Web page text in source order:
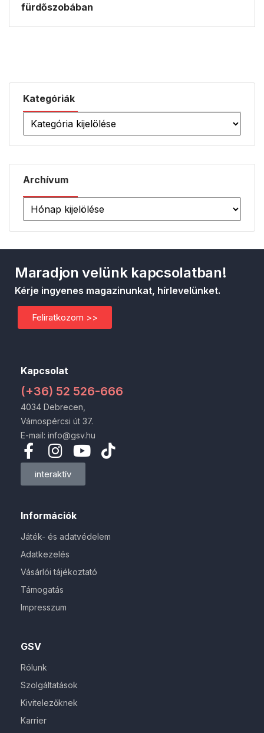
Kategóriák
Archívum
fürdőszobában
GSV
Rólunk
Szolgáltatások
Kivitelezőknek
Karrier
Információk
Játék- és adatvédelem
Adatkezelés
Vásárlói tájékoztató
Támogatás
Impresszum
Kapcsolat
(+36) 52 526-666
4034 Debrecen,
Vámospércsi út 37.
E-mail: info@gsv.hu
interaktív
Maradjon velünk kapcsolatban!
Kérje ingyenes magazinunkat, hírlevelünket.
Feliratkozom >>